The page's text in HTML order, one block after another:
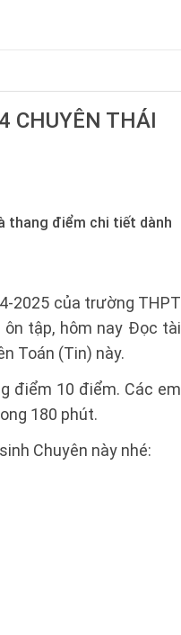
CHUYÊN THÁI
thang điểm chi tiết dành
2025 của trường THPT
tập, hôm nay Đọc tài
Toán (Tin) này.
điểm 10 điểm. Các em
180 phút.
Chuyên này nhé: